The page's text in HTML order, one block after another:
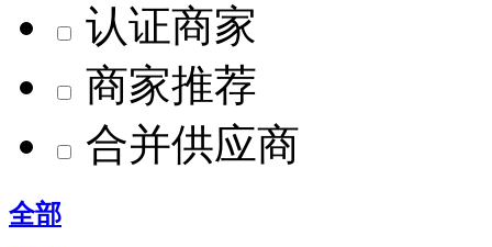
认证商家
商家推荐
合并供应商
全部